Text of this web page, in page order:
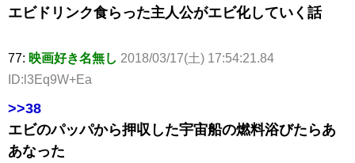
エビドリンク食らった主人公がエビ化していく話
77: 映画好き名無し 2018/03/17(土) 17:54:21.84
ID:l3Eq9W+Ea
>>38
エビのパッパから押収した宇宙船の燃料浴びたらあ
あなった